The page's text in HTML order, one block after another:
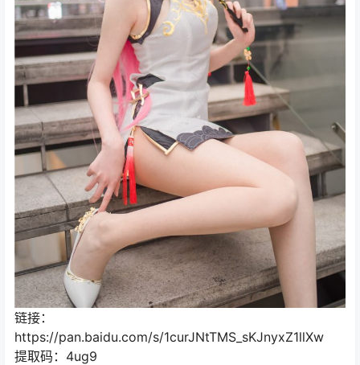
链接：
https://pan.baidu.com/s/1curJNtTMS_sKJnyxZ1llXw
提取码：4ug9